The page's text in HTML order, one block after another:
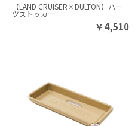
【LAND CRUISER×DULTON】パー
ツストッカー
￥4,510